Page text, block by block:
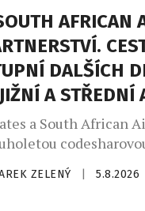
který chce
v době
a nástupu
společný projekt
AFRICAN
DALŠÍCH
A STŘEDNÍ
a South African
jižní a střední Africe
ZELENÝ 5.8.2026